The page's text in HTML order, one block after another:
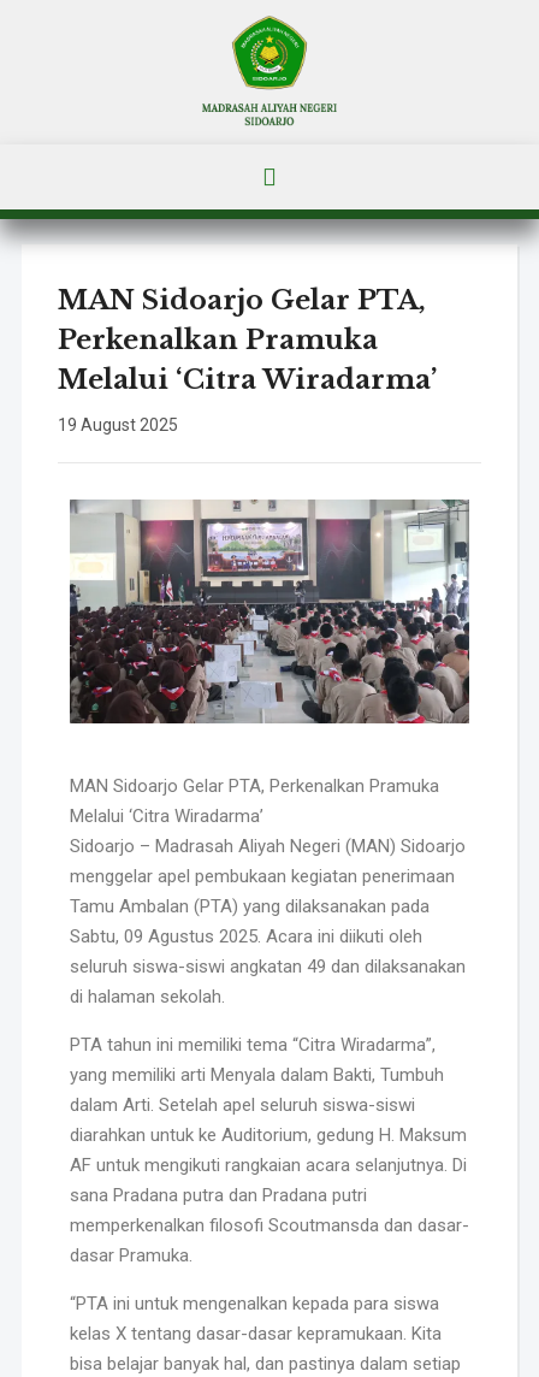
MAN Sidoarjo Gelar PTA,
Perkenalkan Pramuka
Melalui ‘Citra Wiradarma’
19 August 2025
MAN Sidoarjo Gelar PTA, Perkenalkan Pramuka
Melalui ‘Citra Wiradarma’
Sidoarjo – Madrasah Aliyah Negeri (MAN) Sidoarjo
menggelar apel pembukaan kegiatan penerimaan
Tamu Ambalan (PTA) yang dilaksanakan pada
Sabtu, 09 Agustus 2025. Acara ini diikuti oleh
seluruh siswa-siswi angkatan 49 dan dilaksanakan
di halaman sekolah.
PTA tahun ini memiliki tema “Citra Wiradarma”,
yang memiliki arti Menyala dalam Bakti, Tumbuh
dalam Arti. Setelah apel seluruh siswa-siswi
diarahkan untuk ke Auditorium, gedung H. Maksum
AF untuk mengikuti rangkaian acara selanjutnya. Di
sana Pradana putra dan Pradana putri
memperkenalkan filosofi Scoutmansda dan dasar-
dasar Pramuka.
“PTA ini untuk mengenalkan kepada para siswa
kelas X tentang dasar-dasar kepramukaan. Kita
bisa belajar banyak hal, dan pastinya dalam setiap